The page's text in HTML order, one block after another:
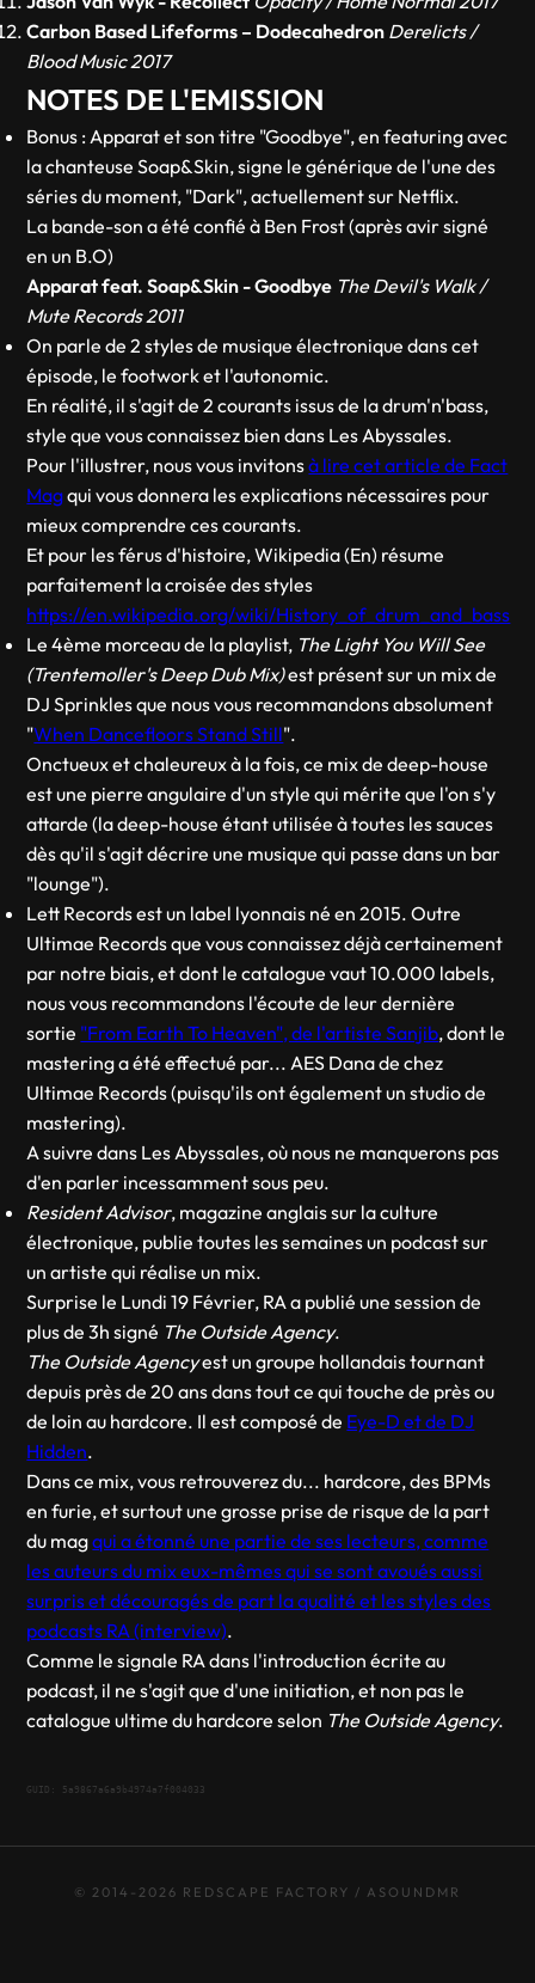
Carbon Based Lifeforms – Dodecahedron Derelicts /
Blood Music 2017
NOTES DE L'EMISSION
Bonus : Apparat et son titre "Goodbye", en featuring avec
la chanteuse Soap&Skin, signe le générique de l'une des
séries du moment, "Dark", actuellement sur Netflix.
La bande-son a été confié à Ben Frost (après avir signé
en un B.O)
Apparat feat. Soap&Skin - Goodbye The Devil's Walk /
Mute Records 2011
On parle de 2 styles de musique électronique dans cet
épisode, le footwork et l'autonomic.
En réalité, il s'agit de 2 courants issus de la drum'n'bass,
style que vous connaissez bien dans Les Abyssales.
Pour l'illustrer, nous vous invitonsà lire cet article de Fact
Magqui vous donnera les explications nécessaires pour
mieux comprendre ces courants.
Et pour les férus d'histoire, Wikipedia (En) résume
parfaitement la croisée des styles
https://en.wikipedia.org/wiki/History_of_drum_and_bass
Le 4ème morceau de la playlist, The Light You Will See
(Trentemoller's Deep Dub Mix)est présent sur un mix de
DJ Sprinkles que nous vous recommandons absolument
"When Dancefloors Stand Still".
Onctueux et chaleureux à la fois, ce mix de deep-house
est une pierre angulaire d'un style qui mérite que l'on s'y
attarde (la deep-house étant utilisée à toutes les sauces
dès qu'il s'agit décrire une musique qui passe dans un bar
"lounge").
Lett Records est un label lyonnais né en 2015. Outre
Ultimae Records que vous connaissez déjà certainement
par notre biais, et dont le catalogue vaut 10.000 labels,
nous vous recommandons l'écoute de leur dernière
sortie "From Earth To Heaven", de l'artiste Sanjib, dont le
mastering a été effectué par... AES Dana de chez
Ultimae Records (puisqu'ils ont également un studio de
mastering).
A suivre dans Les Abyssales, où nous ne manquerons pas
d'en parler incessamment sous peu.
Resident Advisor, magazine anglais sur la culture
électronique, publie toutes les semaines un podcast sur
un artiste qui réalise un mix.
Surprise le Lundi 19 Février, RA a publié une session de
plus de 3h signé The Outside Agency.
The Outside Agencyest un groupe hollandais tournant
depuis près de 20 ans dans tout ce qui touche de près ou
de loin au hardcore. Il est composé de Eye-D et de DJ
Hidden.
Dans ce mix, vous retrouverez du... hardcore, des BPMs
en furie, et surtout une grosse prise de risque de la part
du magqui a étonné une partie de ses lecteurs, comme
les auteurs du mix eux-mêmes qui se sont avoués aussi
surpris et découragés de part la qualité et les styles des
podcasts RA (interview).
Comme le signale RA dans l'introduction écrite au
podcast, il ne s'agit que d'une initiation, et non pas le
catalogue ultime du hardcore selon The Outside Agency.
GUID: 5a9867a6a9b4974a7f004033
© 2014-2026 REDSCAPE FACTORY / ASOUNDMR